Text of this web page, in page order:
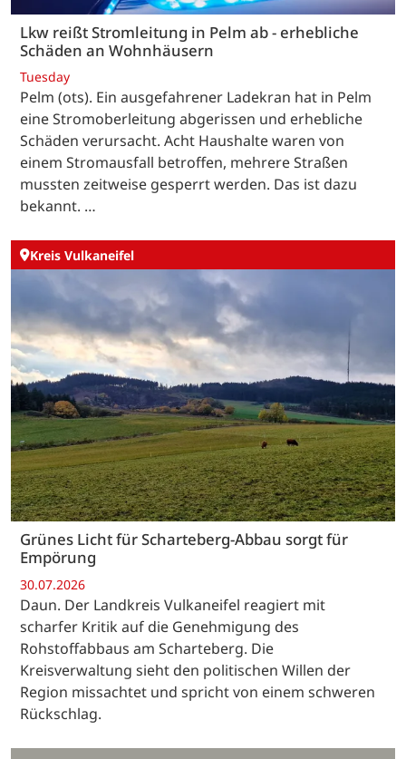
Lkw reißt Stromleitung in Pelm ab - erhebliche
Schäden an Wohnhäusern
Tuesday
Pelm (ots). Ein ausgefahrener Ladekran hat in Pelm
eine Stromoberleitung abgerissen und erhebliche
Schäden verursacht. Acht Haushalte waren von
einem Stromausfall betroffen, mehrere Straßen
mussten zeitweise gesperrt werden. Das ist dazu
bekannt. …
Kreis Vulkaneifel
Grünes Licht für Scharteberg-Abbau sorgt für
Empörung
30.07.2026
Daun. Der Landkreis Vulkaneifel reagiert mit
scharfer Kritik auf die Genehmigung des
Rohstoffabbaus am Scharteberg. Die
Kreisverwaltung sieht den politischen Willen der
Region missachtet und spricht von einem schweren
Rückschlag.